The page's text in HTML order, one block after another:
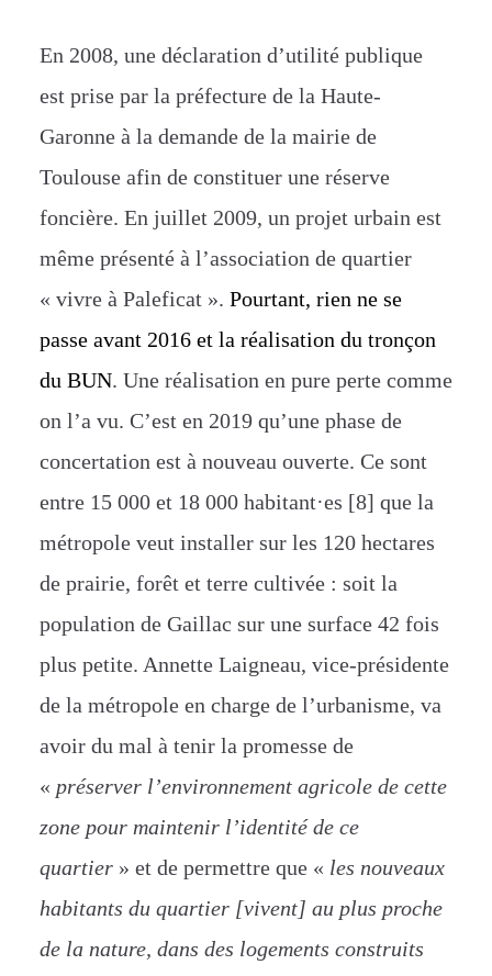
En 2008, une déclaration d’utilité publique
est prise par la préfecture de la Haute-
Garonne à la demande de la mairie de
Toulouse afin de constituer une réserve
foncière. En juillet 2009, un projet urbain est
même présenté à l’association de quartier
« vivre à Paleficat ». Pourtant, rien ne se
passe avant 2016 et la réalisation du tronçon
du BUN. Une réalisation en pure perte comme
on l’a vu. C’est en 2019 qu’une phase de
concertation est à nouveau ouverte. Ce sont
entre 15 000 et 18 000 habitant·es [8] que la
métropole veut installer sur les 120 hectares
de prairie, forêt et terre cultivée : soit la
population de Gaillac sur une surface 42 fois
plus petite. Annette Laigneau, vice-présidente
de la métropole en charge de l’urbanisme, va
avoir du mal à tenir la promesse de
« préserver l’environnement agricole de cette
zone pour maintenir l’identité de ce
quartier » et de permettre que « les nouveaux
habitants du quartier [vivent] au plus proche
de la nature, dans des logements construits